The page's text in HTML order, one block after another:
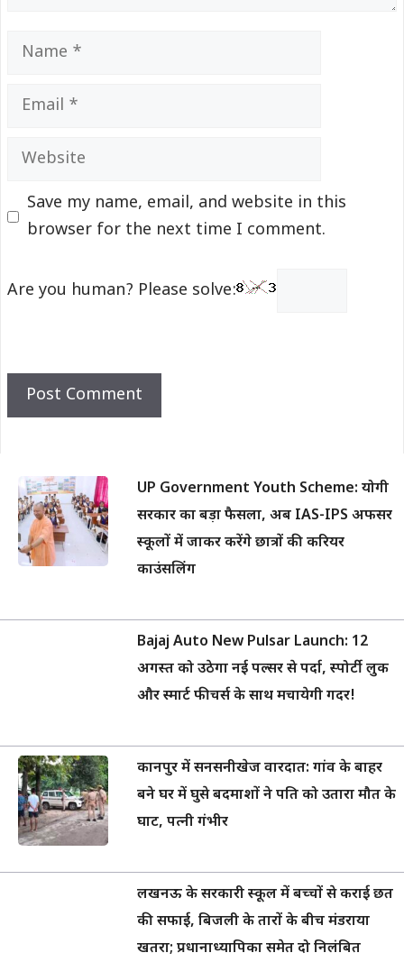
Name
Email
Website
Save my name, email, and website in this
browser for the next time I comment.
Are you human? Please solve:
UP Government Youth Scheme: योगी
सरकार का बड़ा फैसला, अब IAS-IPS अफसर
स्कूलों में जाकर करेंगे छात्रों की करियर
काउंसलिंग
Bajaj Auto New Pulsar Launch: 12
अगस्त को उठेगा नई पल्सर से पर्दा, स्पोर्टी लुक
और स्मार्ट फीचर्स के साथ मचायेगी गदर!
कानपुर में सनसनीखेज वारदात: गांव के बाहर
बने घर में घुसे बदमाशों ने पति को उतारा मौत के
घाट, पत्नी गंभीर
लखनऊ के सरकारी स्कूल में बच्चों से कराई छत
की सफाई, बिजली के तारों के बीच मंडराया
खतरा; प्रधानाध्यापिका समेत दो निलंबित